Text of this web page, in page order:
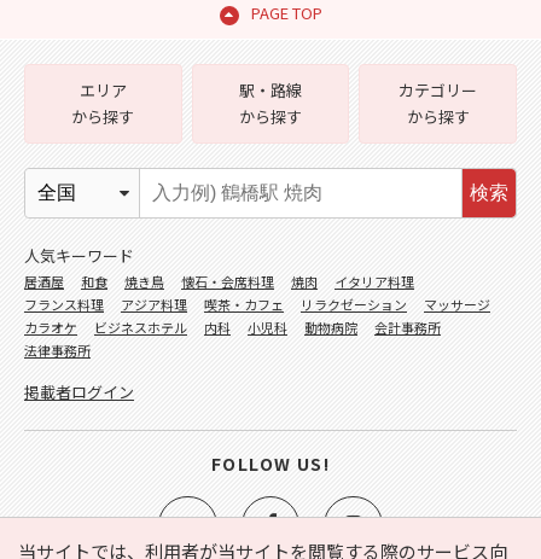
PAGE TOP
当サイトでは、利用者が当サイトを閲覧する際のサービス向
エリア
から探す
駅・路線
から探す
カテゴリー
から探す
検索
人気キーワード
居酒屋 和食 焼き鳥 懐石・会席料理 焼肉
イタリア料理
フランス料理
アジア料理 喫茶・カフェ リラクゼーション
マッサージ
カラオケ
ビジネスホテル 内科 小児科 動物病院
会計事務所
法律事務所
掲載者ログイン
FOLLOW US!